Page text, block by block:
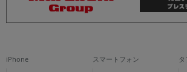
iPhone スマートフォン